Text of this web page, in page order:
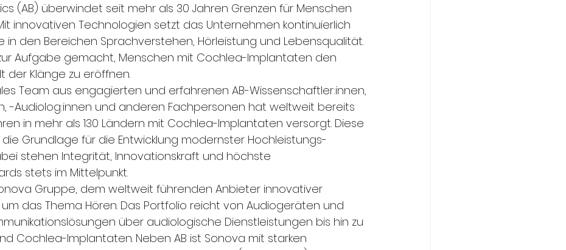
(AB) überwindet seit mehr als 30 Jahren Grenzen für Menschen
innovativen Technologien setzt das Unternehmen kontinuierlich
in den Bereichen Sprachverstehen, Hörleistung und Lebensqualität.
Aufgabe gemacht, Menschen mit Cochlea-Implantaten den
der Klänge zu eröffnen.
Team aus engagierten und erfahrenen AB-Wissenschaftler:innen,
-Audiolog:innen und anderen Fachpersonen hat weltweit bereits
in mehr als 130 Ländern mit Cochlea-Implantaten versorgt. Diese
Grundlage für die Entwicklung modernster Hochleistungs-
stehen Integrität, Innovationskraft und höchste
stets im Mittelpunkt.
Gruppe, dem weltweit führenden Anbieter innovativer
das Thema Hören. Das Portfolio reicht von Audiogeräten und
über audiologische Dienstleistungen bis hin zu
Cochlea-Implantaten. Neben AB ist Sonova mit starken